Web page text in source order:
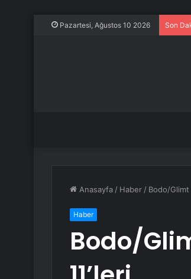
Pazartesi, Ağustos 10 2026 Son
Anasayfa / Haber / Bodo/Glimt
Haber
Bodo/